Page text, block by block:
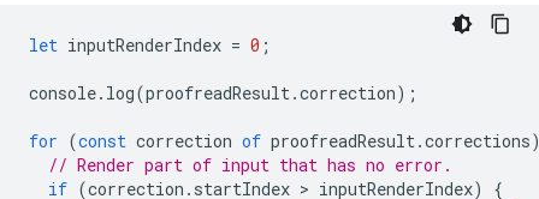
let inputRenderIndex = 0 ;
console. log(proofreadResult.correction);
for (const correction of proofreadResult.corrections
// Render part of input that has no error.
if (correction . startIndex > inputRenderIndex)
{